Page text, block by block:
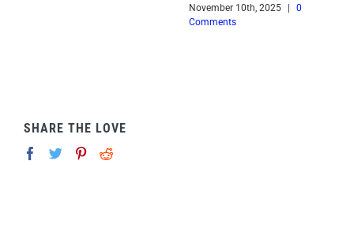
November 10th, 2025
0
Comments
SHARE THE LOVE